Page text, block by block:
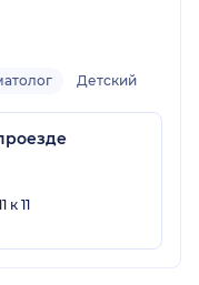
Детский
к 11